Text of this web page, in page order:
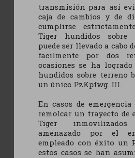
transmisión para así
caja de cambios y de
cumplirse
Tiger hundidos sobre
puede ser llevado a cabo
facilmente por dos
ocasiones se ha
hundidos sobre terreno
un único PzKpfwg. III.
En casos de
remolcar un trayecto de
Tiger
amenazado por el
empleado con éxito un
estos casos se han